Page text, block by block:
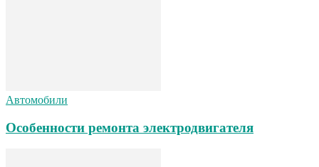
Автомобили
Особенности ремонта электродвигателя